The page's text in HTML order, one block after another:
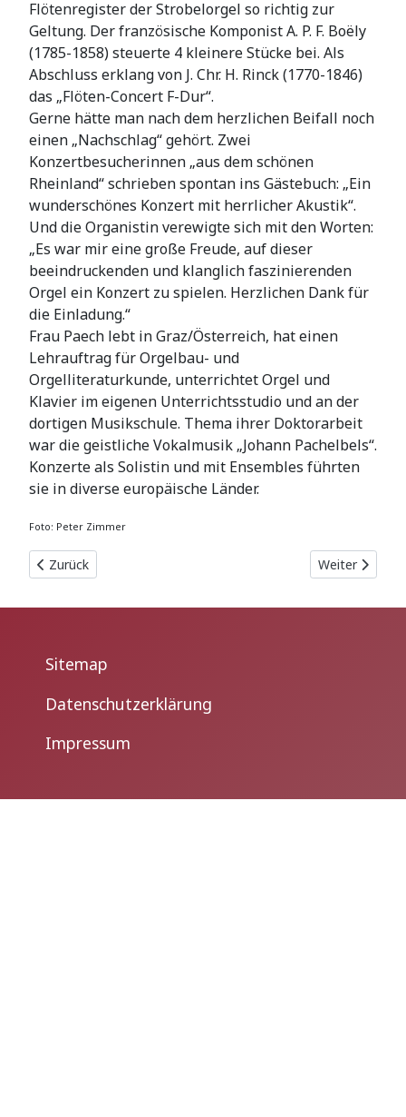
Flötenregister der Strobelorgel so richtig zur
Geltung. Der französische Komponist A. P. F. Boëly
(1785-1858) steuerte 4 kleinere Stücke bei. Als
Abschluss erklang von J. Chr. H. Rinck (1770-1846)
das „Flöten-Concert F-Dur“.
Gerne hätte man nach dem herzlichen Beifall noch
einen „Nachschlag“ gehört. Zwei
Konzertbesucherinnen „aus dem schönen
Rheinland“ schrieben spontan ins Gästebuch: „Ein
wunderschönes Konzert mit herrlicher Akustik“.
Und die Organistin verewigte sich mit den Worten:
„Es war mir eine große Freude, auf dieser
beeindruckenden und klanglich faszinierenden
Orgel ein Konzert zu spielen. Herzlichen Dank für
die Einladung.“
Frau Paech lebt in Graz/Österreich, hat einen
Lehrauftrag für Orgelbau- und
Orgelliteraturkunde, unterrichtet Orgel und
Klavier im eigenen Unterrichtsstudio und an der
dortigen Musikschule. Thema ihrer Doktorarbeit
war die geistliche Vokalmusik „Johann Pachelbels“.
Konzerte als Solistin und mit Ensembles führten
sie in diverse europäische Länder.
Foto: Peter Zimmer
Vorheriger Beitrag: Erfolgreicher Abschluss der
Zurück Nächster
Weiter
Sitemap
Datenschutzerklärung
Impressum